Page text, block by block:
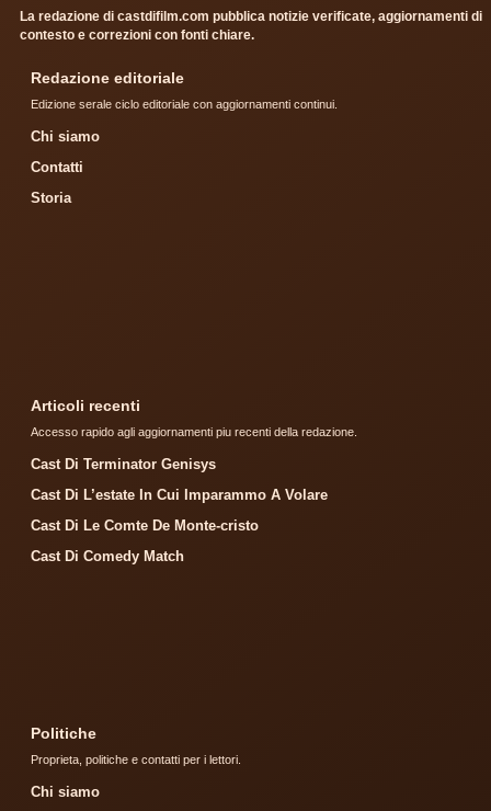
La redazione di castdifilm.com pubblica notizie verificate, aggiornamenti di
contesto e correzioni con fonti chiare.
Redazione editoriale
Edizione serale ciclo editoriale con aggiornamenti continui.
Chi siamo
Contatti
Storia
Articoli recenti
Accesso rapido agli aggiornamenti piu recenti della redazione.
Cast Di Terminator Genisys
Cast Di L’estate In Cui Imparammo A Volare
Cast Di Le Comte De Monte-cristo
Cast Di Comedy Match
Politiche
Proprieta, politiche e contatti per i lettori.
Chi siamo